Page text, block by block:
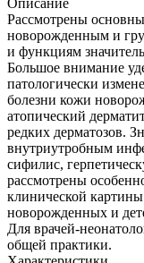
Рассмотрены
новорожденным и
и функциям
Большое внимание
патологически
болезни кожи
атопический
редких дерматозов.
внутриутробным
сифилис,
рассмотрены
клинической
новорожденных и
Для врачей-
общей практики.